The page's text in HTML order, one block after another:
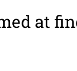
at